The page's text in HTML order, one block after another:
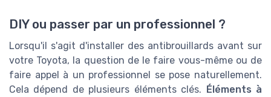
DIY ou passer par un professionnel ?
Lorsqu'il s'agit d'installer des antibrouillards avant sur
votre Toyota, la question de le faire vous-même ou de
faire appel à un professionnel se pose naturellement.
Cela dépend de plusieurs éléments clés. Éléments à